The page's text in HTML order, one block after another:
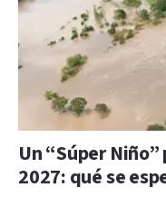
Un “Súper
2027: qué se